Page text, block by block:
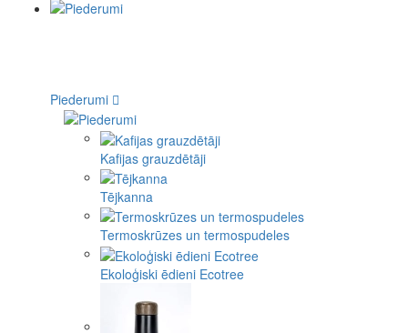
Piederumi
Kafijas grauzdētāji
Tējkanna
Termoskrūzes un termospudeles
Ekoloģiski ēdieni Ecotree